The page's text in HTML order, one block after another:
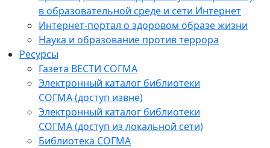
в образовательной среде и сети Интернет
Интернет-портал о здоровом образе жизни
Наука и образование против террора
Ресурсы
Газета ВЕСТИ СОГМА
Электронный каталог библиотеки
СОГМА (доступ извне)
Электронный каталог библиотеки
СОГМА (доступ из локальной сети)
Библиотека СОГМА